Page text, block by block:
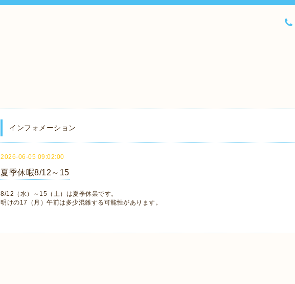
インフォメーション
2026-06-05 09:02:00
夏季休暇8/12～15
8/12（水）～15（土）は夏季休業です。
明けの17（月）午前は多少混雑する可能性があります。